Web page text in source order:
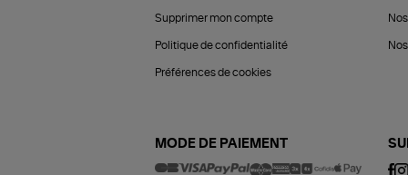
Supprimer mon compte
Politique de confidentialité
Préférences de cookies
MODE DE PAIEMENT